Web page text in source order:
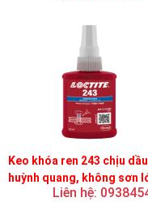
Keo khóa ren 243 chịu
huỳnh quang, không sơn
dễ tháo rời, độ bền trung
Liên hệ: